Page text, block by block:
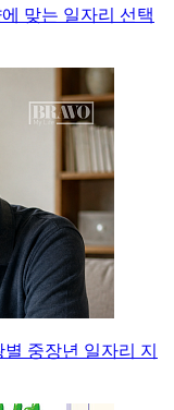
맞는 일자리 선택
중장년 일자리 지